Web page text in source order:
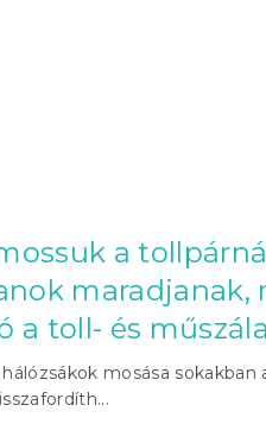
a
a toll- és
mosása